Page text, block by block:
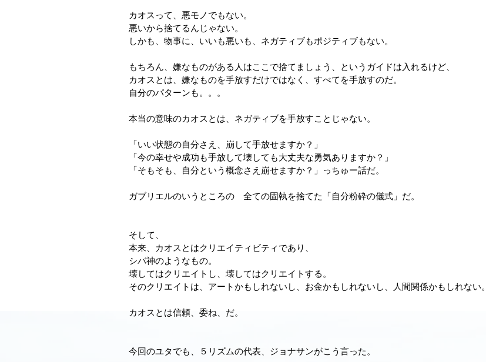
カオスって、悪モノでもない。
悪いから捨てるんじゃない。
しかも、物事に、いいも悪いも、ネガティブもポジティブもない。
もちろん、嫌なものがある人はここで捨てましょう、というガイドは入れるけど、
カオスとは、嫌なものを手放すだけではなく、すべてを手放すのだ。
自分のパターンも。。。
本当の意味のカオスとは、ネガティブを手放すことじゃない。
「いい状態の自分さえ、崩して手放せますか？」
「今の幸せや成功も手放して壊しても大丈夫な勇気ありますか？」
「そもそも、自分という概念さえ崩せますか？」っちゅー話だ。
ガブリエルのいうところの　全ての固執を捨てた「自分粉砕の儀式」だ。
そして、
本来、カオスとはクリエイティビティであり、
シバ神のようなもの。
壊してはクリエイトし、壊してはクリエイトする。
そのクリエイトは、アートかもしれないし、お金かもしれないし、人間関係かもしれない。
カオスとは信頼、委ね、だ。
今回のユタでも、５リズムの代表、ジョナサンがこう言った。